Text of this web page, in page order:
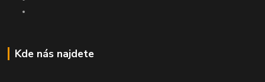
Kde nás najdete